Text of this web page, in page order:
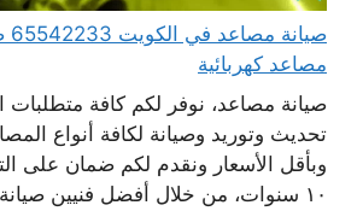
مصاعد كهربائية
صيانة مصاعد، نوفر لكم كافة
تحديث وتوريد وصيانة لكافة أنواع
وبأقل الأسعار ونقدم لكم ضمان على
١٠ سنوات، من خلال أفضل فنيين